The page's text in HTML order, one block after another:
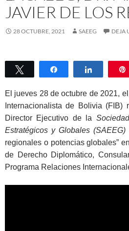
JAVIER DE LOS
28 OCTUBRE, 2021 SAEEG DEJA
Twittear Compartir Compartir
El jueves 28 de octubre de 2021,
Internacionalista de Bolivia (FIB)
Director Ejecutivo de la
Estratégicos y Globales (SAEEG)
regionales o potencias globales”
de Derecho Diplomático,
Programa Relaciones